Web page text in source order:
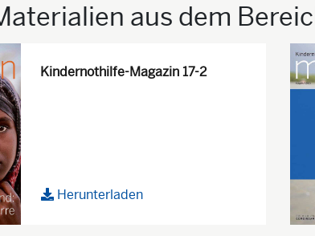
aus dem
Kindernothilfe-Magazin 17-2
Herunterladen